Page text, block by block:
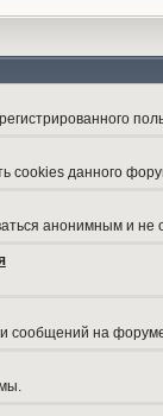
cookies данного
анонимным и
сообщений на